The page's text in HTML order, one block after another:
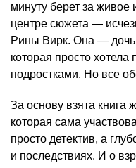
минуту берет за живое
центре сюжета —
Рины Вирк. Она — дочь
которая просто
подростками. Но все
За основу взята книга
которая сама
просто детектив, а
и последствиях. И о